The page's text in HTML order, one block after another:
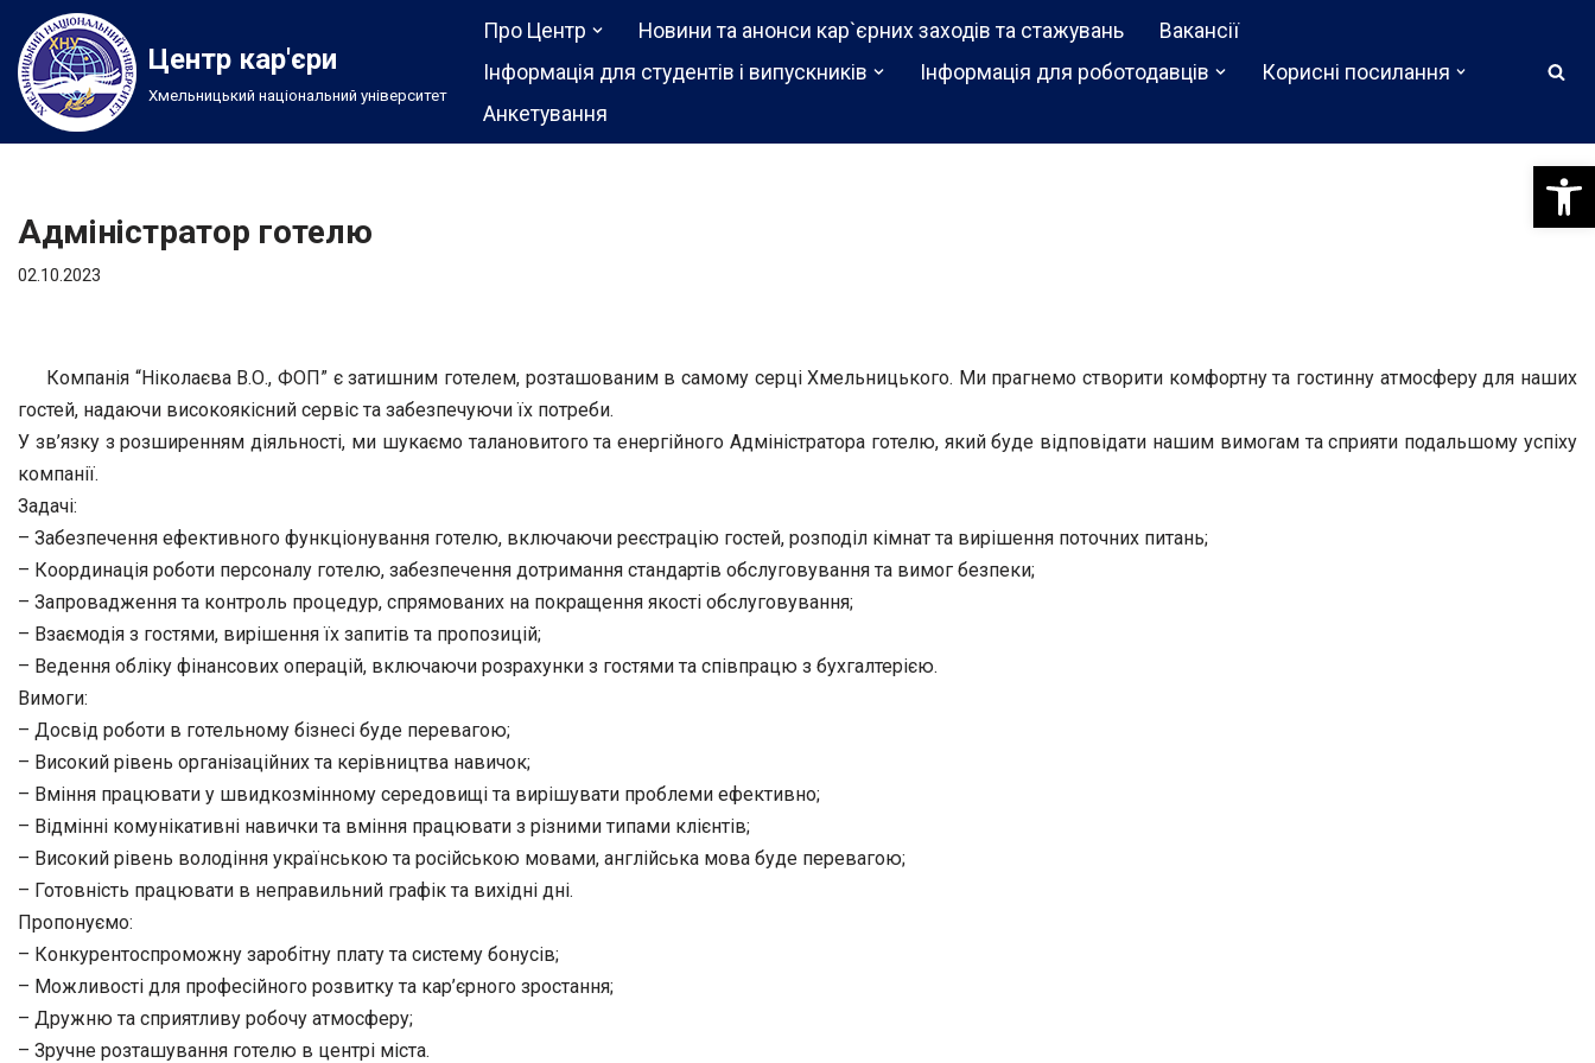
Перейти
до
вмісту
Центр кар'єри
Хмельницький національний університет
Про Центр Новини та анонси кар`єрних заходів та стажувань
Вакансії
Інформація для студентів і випускників
Інформація для роботодавців
Корисні посилання
Анкетування
Адміністратор готелю
02.10.2023
Компанія “Ніколаєва В.О., ФОП” є затишним готелем, розташованим в самому серці Хмельницького. Ми прагнемо створити комфортну та гостинну атмосферу для наших
гостей, надаючи високоякісний сервіс та забезпечуючи їх потреби.
У зв’язку з розширенням діяльності, ми шукаємо талановитого та енергійного Адміністратора готелю, який буде відповідати нашим вимогам та сприяти подальшому успіху
компанії.
Задачі:
– Забезпечення ефективного функціонування готелю, включаючи реєстрацію гостей, розподіл кімнат та вирішення поточних питань;
– Координація роботи персоналу готелю, забезпечення дотримання стандартів обслуговування та вимог безпеки;
– Запровадження та контроль процедур, спрямованих на покращення якості обслуговування;
– Взаємодія з гостями, вирішення їх запитів та пропозицій;
– Ведення обліку фінансових операцій, включаючи розрахунки з гостями та співпрацю з бухгалтерією.
Вимоги:
– Досвід роботи в готельному бізнесі буде перевагою;
– Високий рівень організаційних та керівництва навичок;
– Вміння працювати у швидкозмінному середовищі та вирішувати проблеми ефективно;
– Відмінні комунікативні навички та вміння працювати з різними типами клієнтів;
– Високий рівень володіння українською та російською мовами, англійська мова буде перевагою;
– Готовність працювати в неправильний графік та вихідні дні.
Пропонуємо:
– Конкурентоспроможну заробітну плату та систему бонусів;
– Можливості для професійного розвитку та кар’єрного зростання;
– Дружню та сприятливу робочу атмосферу;
– Зручне розташування готелю в центрі міста.